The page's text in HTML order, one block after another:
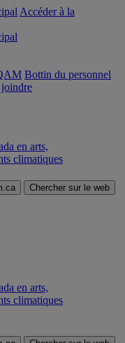
Accéder à la
Bottin du personnel
en arts,
climatiques
Chercher sur le web
en arts,
climatiques